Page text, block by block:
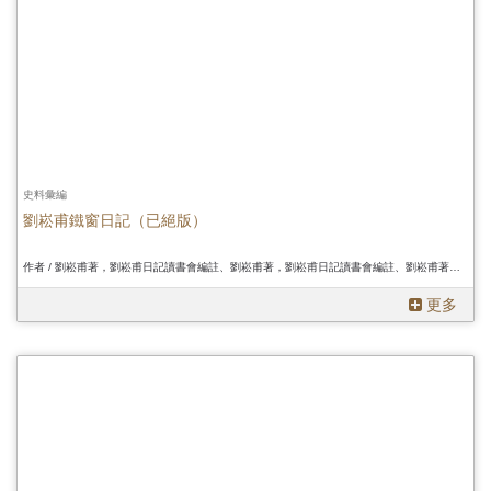
史料彙編
劉崧甫鐵窗日記（已絕版）
更多